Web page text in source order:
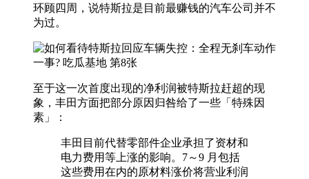
环顾四周，说特斯拉是目前最赚钱的汽车公司并不
为过。
至于这一次首度出现的净利润被特斯拉赶超的现
象，丰田方面把部分原因归咎给了一些「特殊因
素」：
丰田目前代替零部件企业承担了资材和
电力费用等上涨的影响。7～9 月包括
这些费用在内的原材料涨价将营业利润